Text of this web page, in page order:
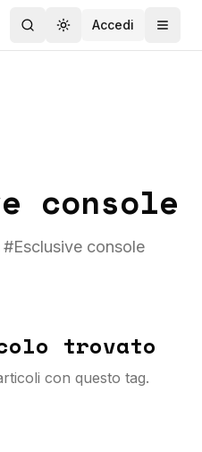
Toggle theme
Accedi
console
#Esclusive console
trovato
con questo tag.